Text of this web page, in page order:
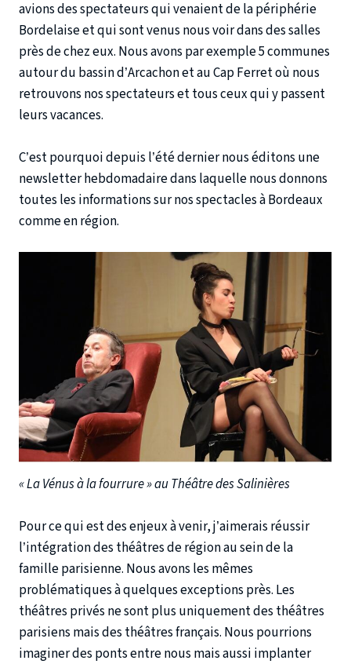
avions des spectateurs qui venaient de la périphérie
Bordelaise et qui sont venus nous voir dans des salles
près de chez eux. Nous avons par exemple 5 communes
autour du bassin d’Arcachon et au Cap Ferret où nous
retrouvons nos spectateurs et tous ceux qui y passent
leurs vacances.
C’est pourquoi depuis l’été dernier nous éditons une
newsletter hebdomadaire dans laquelle nous donnons
toutes les informations sur nos spectacles à Bordeaux
comme en région.
« La Vénus à la fourrure » au Théâtre des Salinières
Pour ce qui est des enjeux à venir, j’aimerais réussir
l’intégration des théâtres de région au sein de la
famille parisienne. Nous avons les mêmes
problématiques à quelques exceptions près. Les
théâtres privés ne sont plus uniquement des théâtres
parisiens mais des théâtres français. Nous pourrions
imaginer des ponts entre nous mais aussi implanter